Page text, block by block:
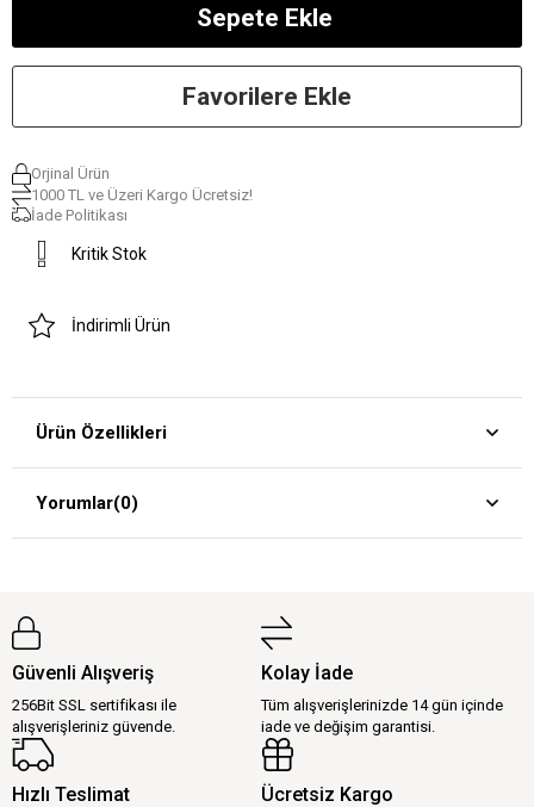
Favorilere Ekle
Orjinal Ürün
1000 TL ve Üzeri Kargo Ücretsiz!
İade Politikası
Kritik Stok
İndirimli Ürün
Ürün Özellikleri
Yorumlar(0)
Güvenli Alışveriş
256Bit SSL sertifikası ile
alışverişleriniz güvende.
Kolay İade
Tüm alışverişlerinizde 14 gün içinde
iade ve değişim garantisi.
Hızlı Teslimat Ücretsiz Kargo